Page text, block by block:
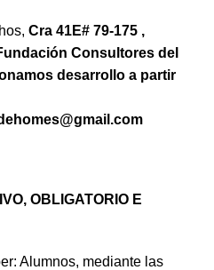
Cra 41E# 79-175 ,
Consultores del
desarrollo a partir
OBLIGATORIO E
Alumnos, mediante las